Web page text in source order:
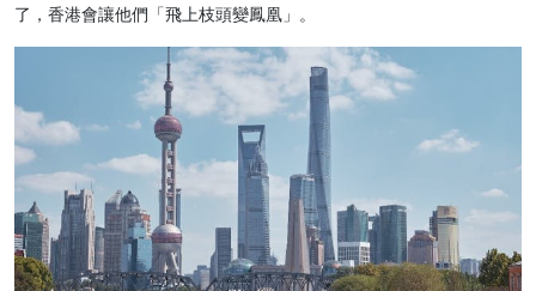
了，香港會讓他們「飛上枝頭變鳳凰」。